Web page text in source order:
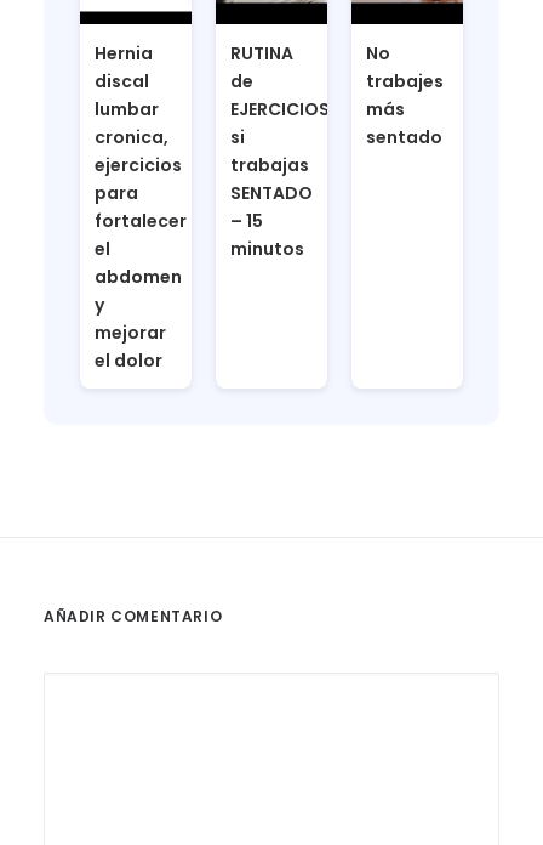
Hernia
discal
lumbar
cronica,
ejercicios
para
fortalecer
el
abdomen
y
mejorar
el dolor
RUTINA
de
EJERCICIOS
si
trabajas
SENTADO
– 15
minutos
No
trabajes
más
sentado
AÑADIR COMENTARIO